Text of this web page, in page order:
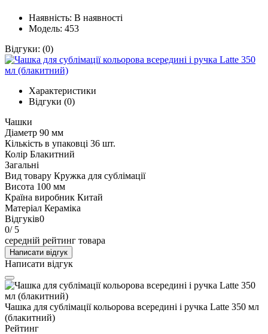
Наявність: В наявності
Модель: 453
Відгуки: (0)
Характеристики
Відгуки (0)
Чашки
Діаметр 90 мм
Кількість в упаковці 36 шт.
Колір Блакитний
Загальні
Вид товару Кружка для сублімації
Висота 100 мм
Країна виробник Китай
Матеріал Кераміка
Відгуків0
0/ 5
середній рейтинг товара
Написати відгук
Написати відгук
Чашка для сублімації кольорова всередині і ручка Latte 350 мл
(блакитний)
Рейтинг